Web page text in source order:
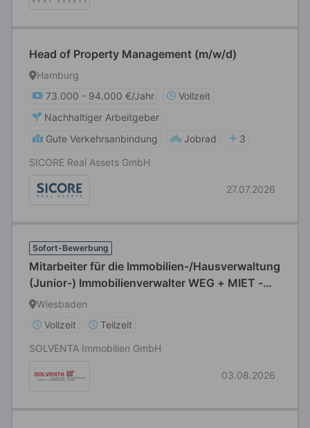
Head of Property Management (m/w/d)
Hamburg
73.000 - 94.000 €/Jahr
Vollzeit
Nachhaltiger Arbeitgeber
Gute Verkehrsanbindung
Jobrad
3
SICORE Real Assets GmbH
27.07.2026
Sofort-Bewerbung
Mitarbeiter für die Immobilien-/Hausverwaltung
(Junior-) Immobilienverwalter WEG + MIET -
Objektbetreuer Immobilienkaufmann-/frau
Wiesbaden
Vollzeit
Teilzeit
SOLVENTA Immobilien GmbH
03.08.2026